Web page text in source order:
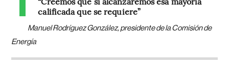
calificada que se requiere”
Manuel Rodríguez González, presidente de la Comisión de
Energía